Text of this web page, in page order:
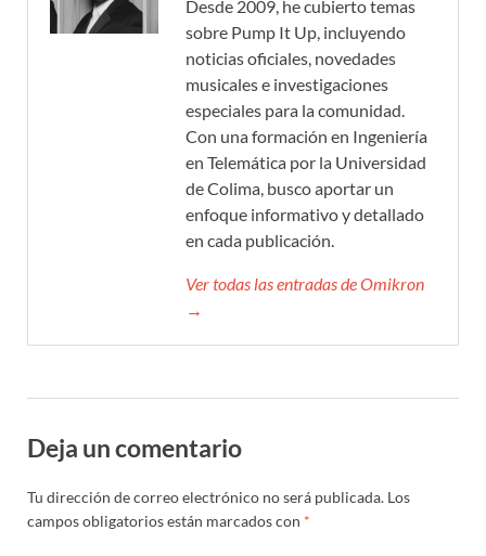
Desde 2009, he cubierto temas
sobre Pump It Up, incluyendo
noticias oficiales, novedades
musicales e investigaciones
especiales para la comunidad.
Con una formación en Ingeniería
en Telemática por la Universidad
de Colima, busco aportar un
enfoque informativo y detallado
en cada publicación.
Ver todas las entradas de Omikron
→
Deja un comentario
Tu dirección de correo electrónico no será publicada. Los
campos obligatorios están marcados con *